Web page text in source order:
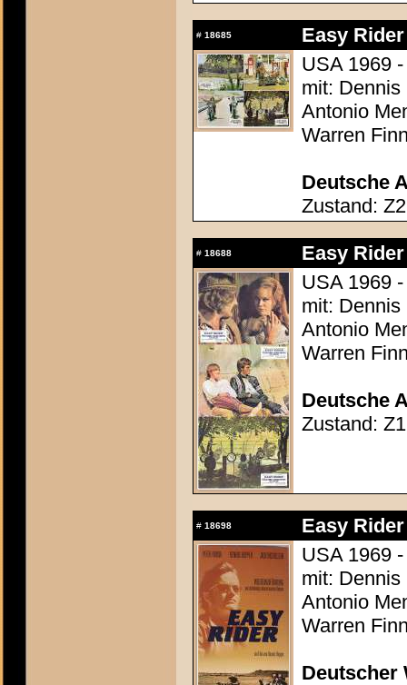
# 18685
Easy
USA 1969
mit: Dennis
Antonio
Warren
Deutsche
Zustand: Z2
# 18688
Easy
USA 1969
mit: Dennis
Antonio
Warren
Deutsche
Zustand: Z1
# 18698
Easy
USA 1969
mit: Dennis
Antonio
Warren
Deutscher